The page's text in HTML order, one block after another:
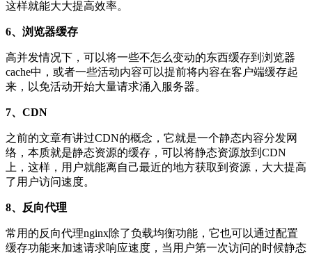
这样就能大大提高效率。
6、浏览器缓存
高并发情况下，可以将一些不怎么变动的东西缓存到浏览器
cache中，或者一些活动内容可以提前将内容在客户端缓存起
来，以免活动开始大量请求涌入服务器。
7、CDN
之前的文章有讲过CDN的概念，它就是一个静态内容分发网
络，本质就是静态资源的缓存，可以将静态资源放到CDN
上，这样，用户就能离自己最近的地方获取到资源，大大提高
了用户访问速度。
8、反向代理
常用的反向代理nginx除了负载均衡功能，它也可以通过配置
缓存功能来加速请求响应速度，当用户第一次访问的时候静态